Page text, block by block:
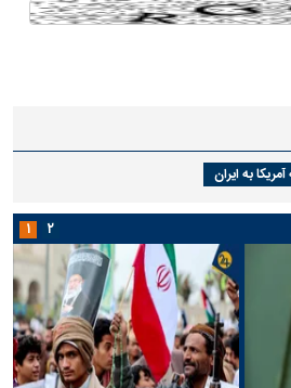
به ایران
۱ ۲